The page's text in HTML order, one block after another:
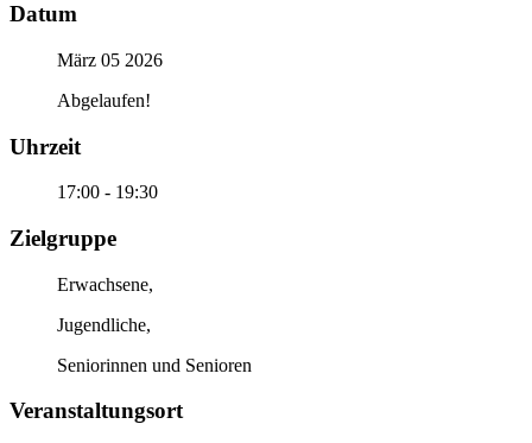
Datum
März 05 2026
Abgelaufen!
Uhrzeit
17:00 - 19:30
Zielgruppe
Erwachsene,
Jugendliche,
Seniorinnen und Senioren
Veranstaltungsort